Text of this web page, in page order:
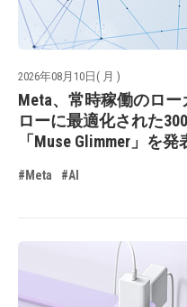
2026年08月10日( 月 )
Meta、常時稼働のロ
ローに最適化された
「Muse Glimmer」を発
#Meta #AI